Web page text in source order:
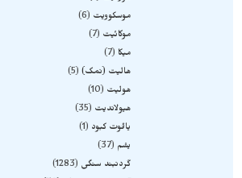
موسکوویت
6
موکائیت
7
میکا
7
هالیت (نمک) 5
هولیت
10
هیولاندیت
35
یاقوت کبود
1
یشم
37
گردنبند سنگی
1283